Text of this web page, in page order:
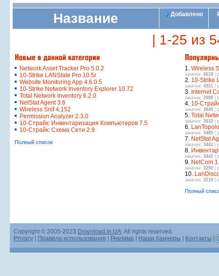
Название Добавлено
| 1-25 из
Network Asset Tracker Pro 5.0.2
10-Strike LANState Pro 10.5r
Website Monitoring App 4.6.0.5
10-Strike Network Inventory Explorer 10.72
Total Network Inventory 6.2.0
NetStat Agent 3.6
Wireless Snif 4.152
Permission Analyzer 2.3.0
10-Страйк: Инвентаризация Компьютеров 7.5
10-Страйк: Схема Сети 2.9
Полный список
1. Wireless
закачек: 6618 |
2. 10-Strike
закачек: 4521 |
3. Internet
закачек: 3999 |
4. 10-
закачек: 3840 |
5. Total
закачек: 3633 |
6.
закачек: 3485 |
7. NetStat
закачек: 3442 |
8.
закачек: 3442 |
9. NetCom
закачек: 3250 |
10.
закачек: 3210 |
Полный
Copyright © 2005-2023 Download.in.UA. All rights reserved.
Privacy
Правила использования Реклама Наши баннеры Контакты